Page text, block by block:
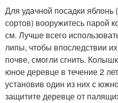
Для удачной посадки
сортов) вооружитесь парой
см. Лучше всего
липы, чтобы впоследствии
почве, смогли сгнить.
юное деревце в течение 2
установив один из них с
защитите деревце от